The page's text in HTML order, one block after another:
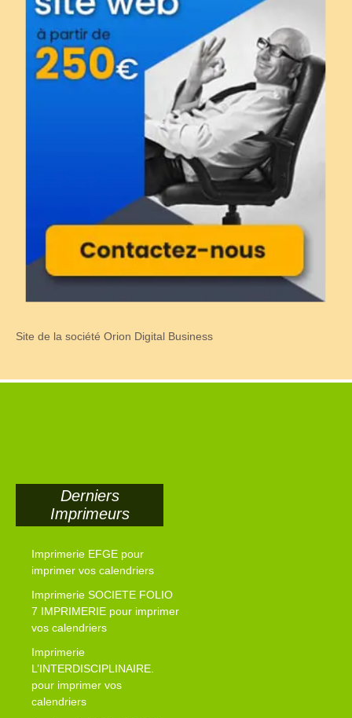
Site de la société Orion Digital Business
Derniers
Imprimeurs
Imprimerie EFGE pour
imprimer vos calendriers
Imprimerie SOCIETE FOLIO
7 IMPRIMERIE pour imprimer
vos calendriers
Imprimerie
L’INTERDISCIPLINAIRE.
pour imprimer vos
calendriers